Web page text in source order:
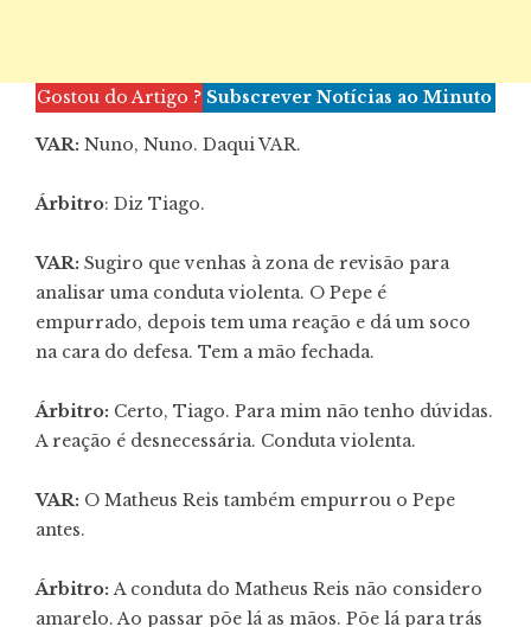
Gostou do Artigo ? Subscrever Notícias ao Minuto
VAR: Nuno, Nuno. Daqui VAR.
Árbitro: Diz Tiago.
VAR: Sugiro que venhas à zona de revisão para
analisar uma conduta violenta. O Pepe é
empurrado, depois tem uma reação e dá um soco
na cara do defesa. Tem a mão fechada.
Árbitro: Certo, Tiago. Para mim não tenho dúvidas.
A reação é desnecessária. Conduta violenta.
VAR: O Matheus Reis também empurrou o Pepe
antes.
Árbitro: A conduta do Matheus Reis não considero
amarelo. Ao passar põe lá as mãos. Põe lá para trás